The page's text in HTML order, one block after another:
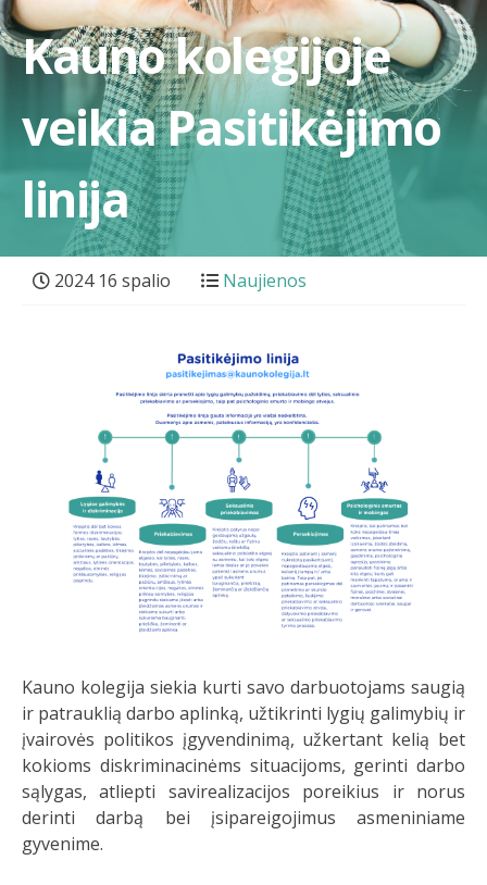
Kauno kolegijoje
veikia Pasitikėjimo
linija
2024 16 spalio Naujienos
Kauno kolegija siekia kurti savo darbuotojams saugią
ir patrauklią darbo aplinką, užtikrinti lygių galimybių ir
įvairovės politikos įgyvendinimą, užkertant kelią bet
kokioms diskriminacinėms situacijoms, gerinti darbo
sąlygas, atliepti savirealizacijos poreikius ir norus
derinti darbą bei įsipareigojimus asmeniniame
gyvenime.